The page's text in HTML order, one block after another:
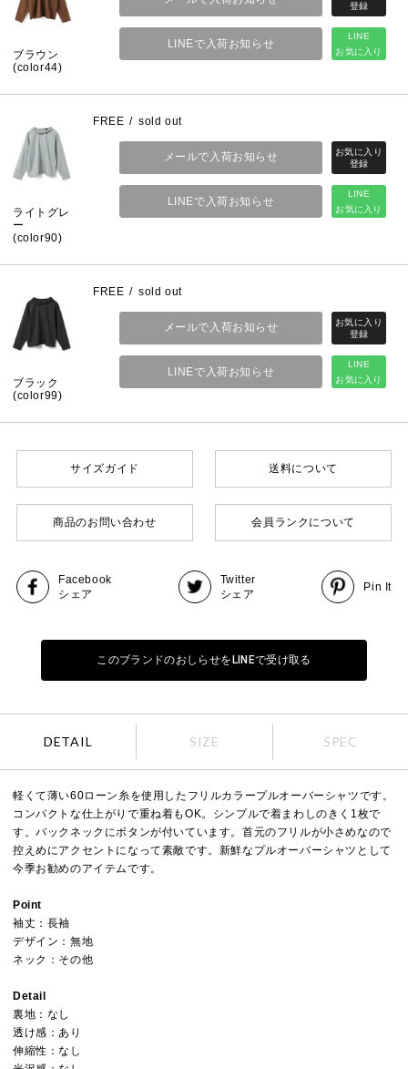
ブラウン
(color44)
LINE
お気に入り
LINEで入荷お知らせ
ライトグレ
ー
(color90)
FREE sold out
LINE
お気に入り
メールで入荷お知らせ
LINEで入荷お知らせ
ブラック
(color99)
FREE sold out
LINE
お気に入り
メールで入荷お知らせ
LINEで入荷お知らせ
サイズガイド 送料について
商品のお問い合わせ 会員ランクについて
Facebook
シェア
Twitter
シェア
Pin It
このブランドのおしらせをLINEで受け取る
DETAIL SIZE SPEC
軽くて薄い60ローン糸を使用したフリルカラープルオーバーシャツです。
コンパクトな仕上がりで重ね着もOK。シンプルで着まわしのきく1枚で
す。バックネックにボタンが付いています。首元のフリルが小さめなので
控えめにアクセントになって素敵です。新鮮なプルオーバーシャツとして
今季お勧めのアイテムです。
Point
袖丈：長袖
デザイン：無地
ネック：その他
Detail
裏地：なし
透け感：あり
伸縮性：なし